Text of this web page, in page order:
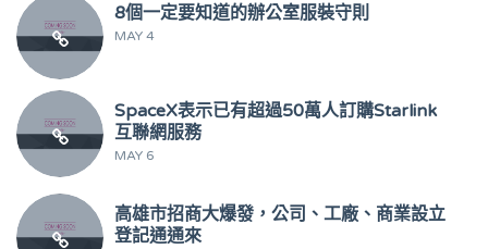
8個一定要知道的辦公室服裝守則
MAY 4
SpaceX表示已有超過50萬人訂購Starlink
互聯網服務
MAY 6
高雄市招商大爆發，公司、工廠、商業設立
登記通通來